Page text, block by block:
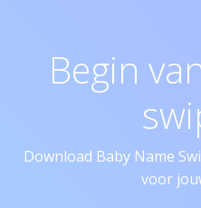
Begin
Download Baby Name
voor